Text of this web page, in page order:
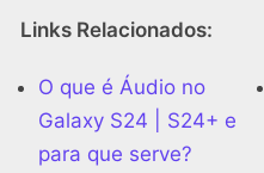
Links Relacionados:
O que é Áudio no
Galaxy S24 | S24+ e
para que serve?